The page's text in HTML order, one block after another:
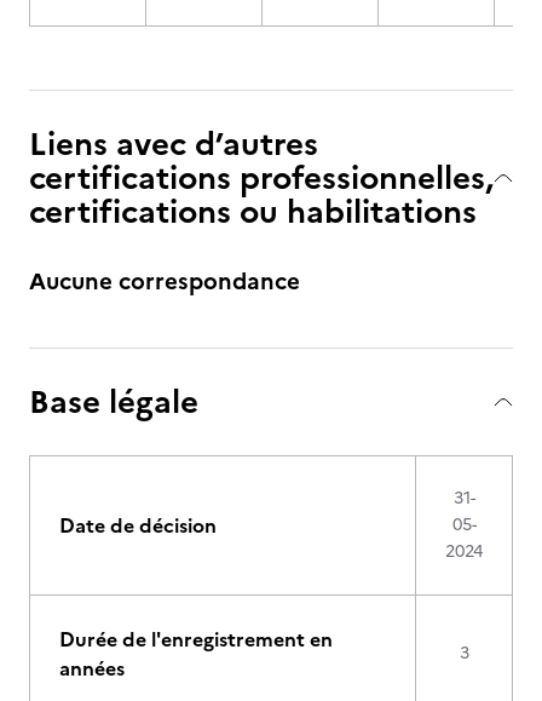
Liens avec d’autres
certifications professionnelles,
certifications ou habilitations
Aucune correspondance
Base légale
Date de décision
31-
05-
2024
Durée de l'enregistrement en
années
3